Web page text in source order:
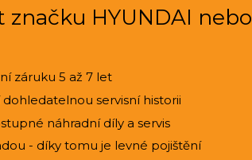
značku HYUNDAI nebo
záruku 5 až 7 let
servisní historii
náhradní díly a servis
- díky tomu je levné pojištění